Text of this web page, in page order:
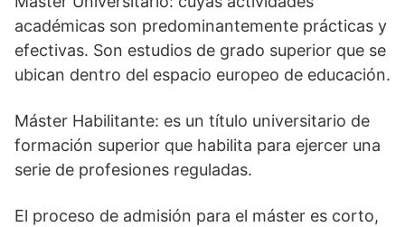
académicas son predominantemente prácticas y
efectivas. Son estudios de grado superior que se
ubican dentro del espacio europeo de educación.
Máster Habilitante: es un título universitario de
formación superior que habilita para ejercer una
serie de profesiones reguladas.
El proceso de admisión para el máster es corto,